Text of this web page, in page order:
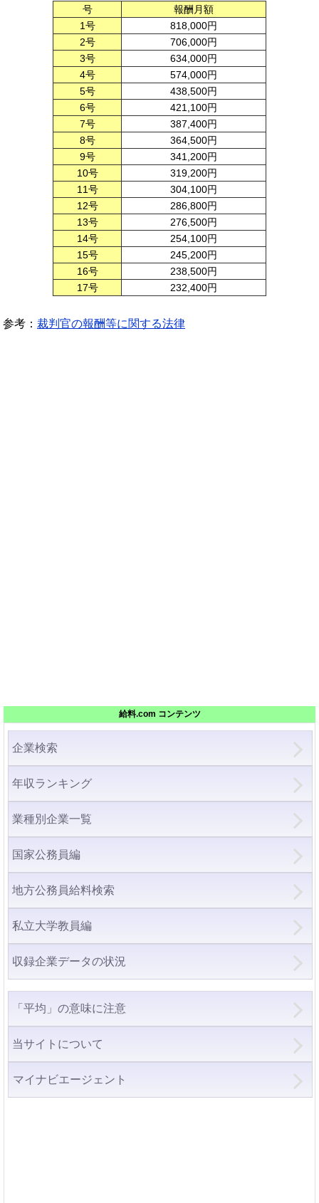
号
報酬月額
1号
818,000円
2号
706,000円
3号
634,000円
4号
574,000円
5号
438,500円
6号
421,100円
7号
387,400円
8号
364,500円
9号
341,200円
10号
319,200円
11号
304,100円
12号
286,800円
13号
276,500円
14号
254,100円
15号
245,200円
16号
238,500円
17号
232,400円
参考： 裁判官の報酬等に関する法律
給料.com コンテンツ
企業検索
年収ランキング
業種別企業一覧
国家公務員編
地方公務員給料検索
私立大学教員編
収録企業データの状況
「平均」の意味に注意
当サイトについて
マイナビエージェント